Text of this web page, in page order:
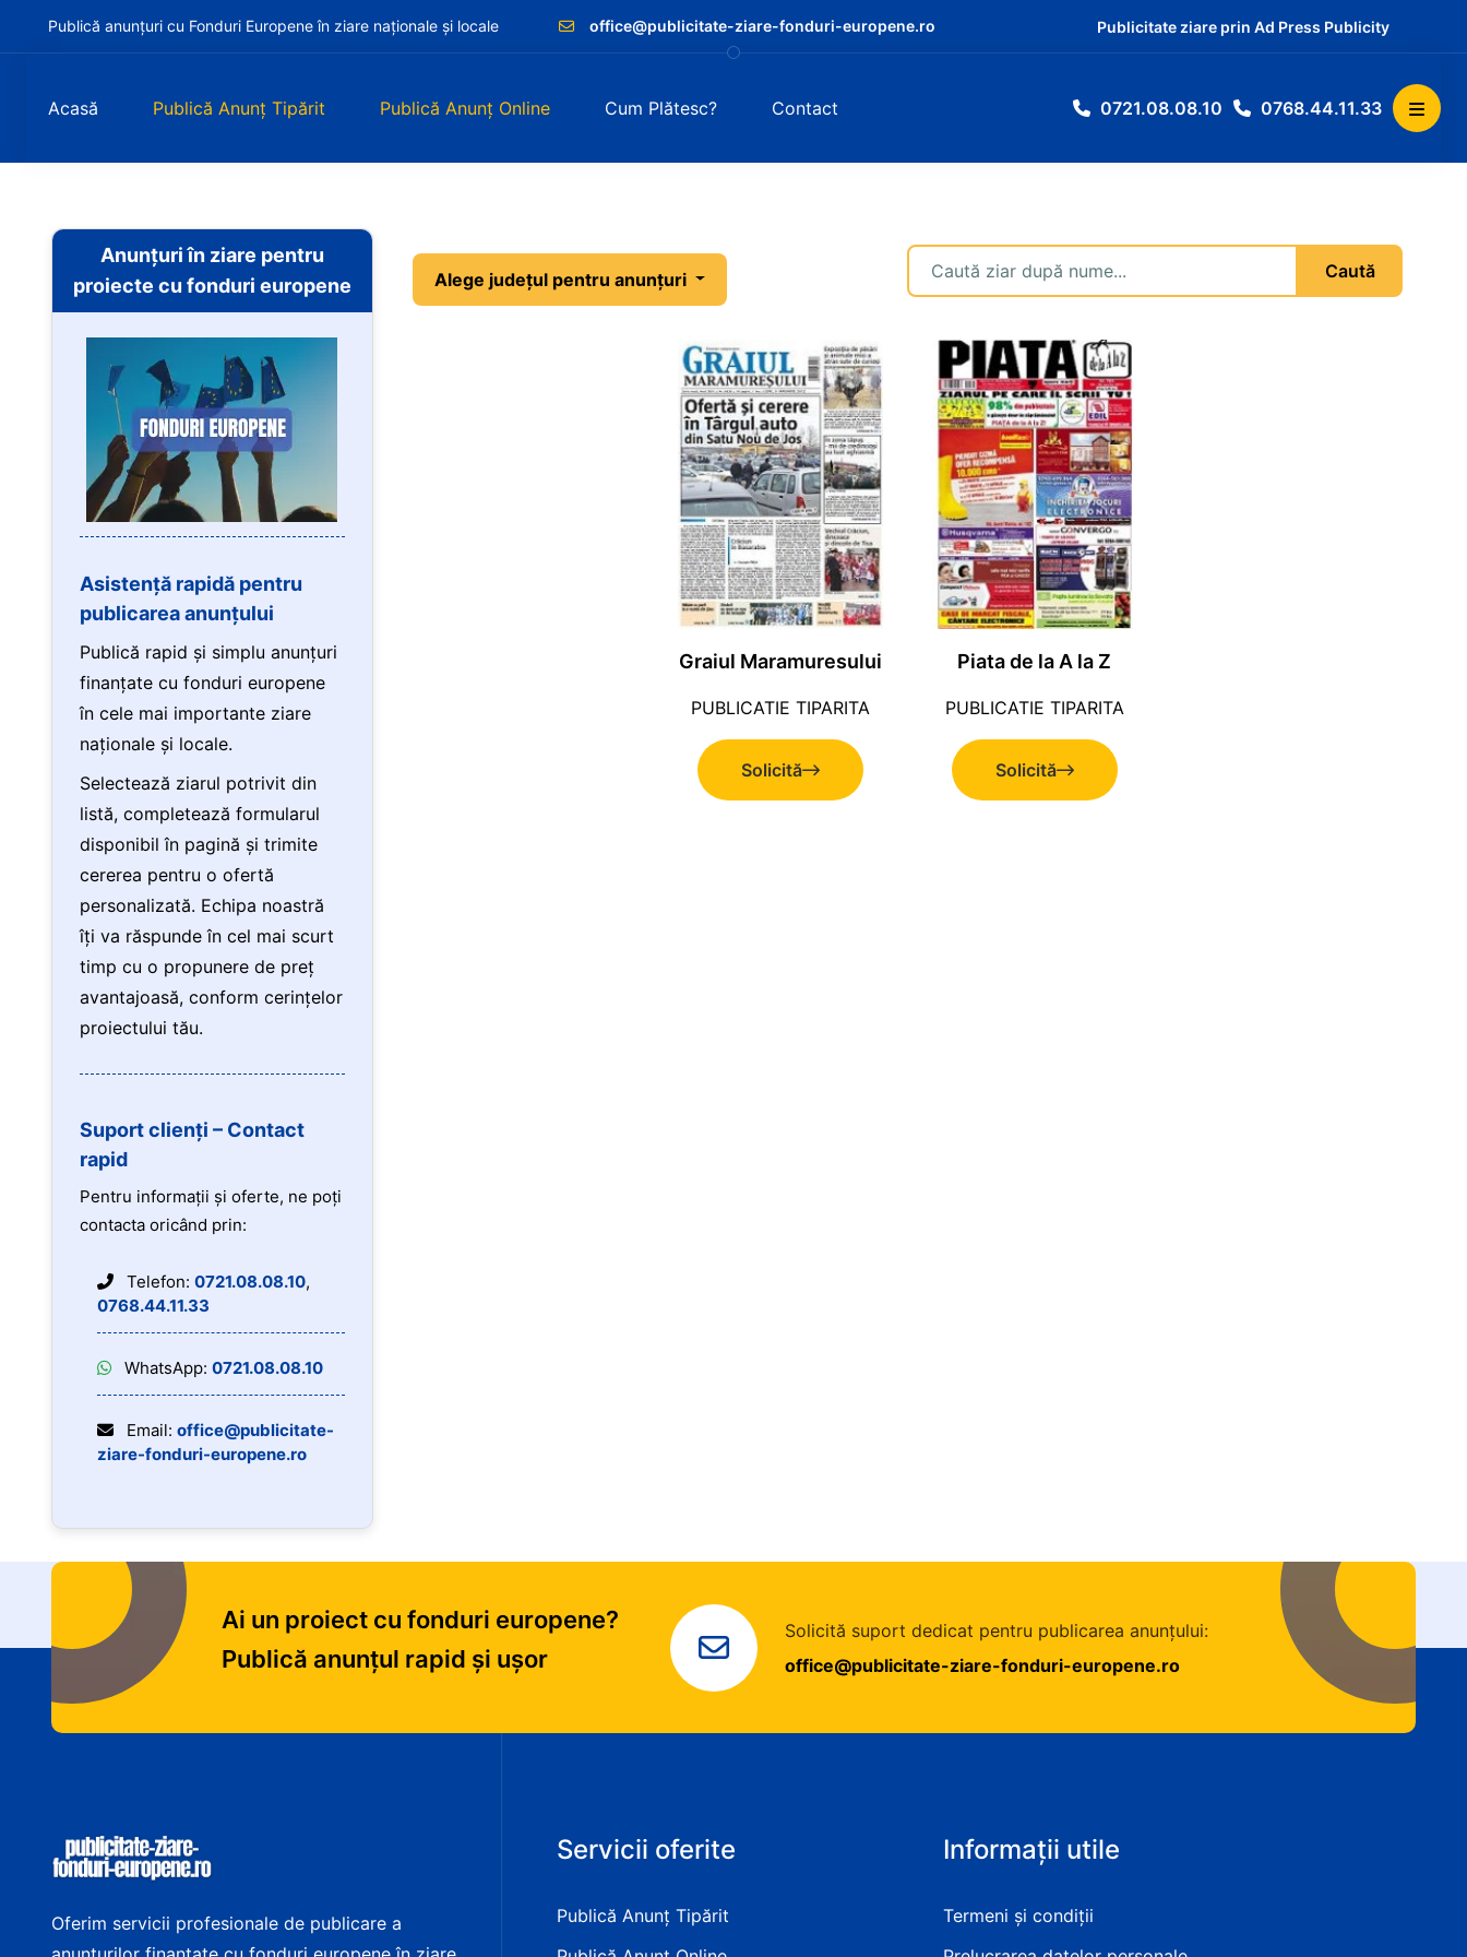
Publică anunțuri cu Fonduri Europene în ziare naționale și locale office@publicitate-ziare-fonduri-europene.ro Publicitate ziare prin Ad Press Publicity
Acasă Publică Anunț Tipărit Publică Anunț Online Cum Plătesc? Contact 0721.08.08.10 0768.44.11.33
Anunțuri în ziare pentru
proiecte cu fonduri europene
Asistență rapidă pentru
publicarea anunțului
Publică rapid și simplu anunțuri
finanțate cu fonduri europene
în cele mai importante ziare
naționale și locale.
Selectează ziarul potrivit din
listă, completează formularul
disponibil în pagină și trimite
cererea pentru o ofertă
personalizată. Echipa noastră
îți va răspunde în cel mai scurt
timp cu o propunere de preț
avantajoasă, conform cerințelor
proiectului tău.
Suport clienți – Contact
rapid
Pentru informații și oferte, ne poți
contacta oricând prin:
Telefon: 0721.08.08.10,
0768.44.11.33
WhatsApp: 0721.08.08.10
Email: office@publicitate-
ziare-fonduri-europene.ro
Selectează județul
Alege județul pentru anunțuri
Nume ziar
Caută
Graiul Maramuresului
PUBLICATIE TIPARITA
Solicită
ofertă
Piata de la A la Z
PUBLICATIE TIPARITA
Solicită
ofertă
Ai un proiect cu fonduri europene?
Publică anunțul rapid și ușor
Solicită suport dedicat pentru publicarea anunțului:
office@publicitate-ziare-fonduri-europene.ro
Oferim servicii profesionale de publicare a
Servicii oferite
Publică Anunț Tipărit
Informații utile
Termeni și condiții